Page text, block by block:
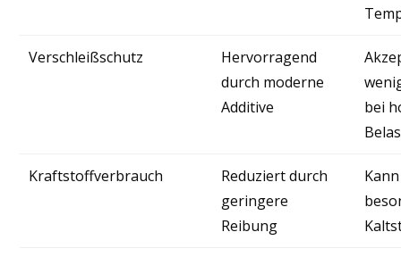
Verschleißschutz
Hervorragend
durch moderne
Additive
bei
Kraftstoffverbrauch
Reduziert durch
geringere
Reibung